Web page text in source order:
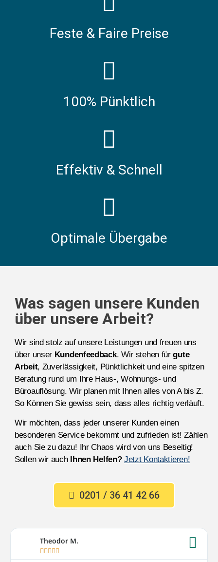
Feste & Faire Preise
100% Pünktlich
Effektiv & Schnell
Optimale Übergabe
Was sagen unsere Kunden
über unsere Arbeit?
Wir sind stolz auf unsere Leistungen und freuen uns
über unser Kundenfeedback. Wir stehen fürgute
Arbeit, Zuverlässigkeit, Pünktlichkeit und eine spitzen
Beratung rund um Ihre Haus-, Wohnungs- und
Büroauflösung. Wir planen mit Ihnen alles von A bis Z.
So Können Sie gewiss sein, dass alles richtig verläuft.
Wir möchten, dass jeder unserer Kunden einen
besonderen Service bekommt und zufrieden ist! Zählen
auch Sie zu dazu! Ihr Chaos wird von uns Beseitig!
Sollen wir auch Ihnen Helfen? Jetzt Kontaktieren!
0201 / 36 41 42 66
Theodor M.
    